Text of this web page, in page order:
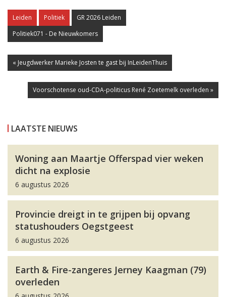
Leiden Politiek
GR 2026 Leiden
Politiek071 - De Nieuwkomers
« Jeugdwerker Marieke Josten te gast bij InLeidenThuis
Voorschotense oud-CDA-politicus René Zoetemelk overleden »
LAATSTE NIEUWS
Woning aan Maartje Offerspad vier weken
dicht na explosie
6 augustus 2026
Provincie dreigt in te grijpen bij opvang
statushouders Oegstgeest
6 augustus 2026
Earth & Fire-zangeres Jerney Kaagman (79)
overleden